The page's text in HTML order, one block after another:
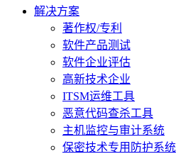
解决方案
著作权/专利
软件产品测试
软件企业评估
高新技术企业
ITSM运维工具
恶意代码查杀工具
主机监控与审计系统
保密技术专用防护系统